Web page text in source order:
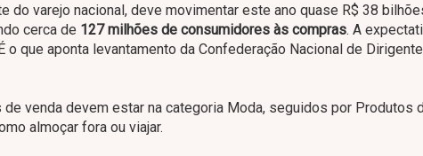
do varejo nacional, deve movimentar este ano quase R$ 38
cerca de 127 milhões de consumidores às compras. A
que aponta levantamento da Confederação Nacional de
venda devem estar na categoria Moda, seguidos por Produtos
almoçar fora ou viajar.